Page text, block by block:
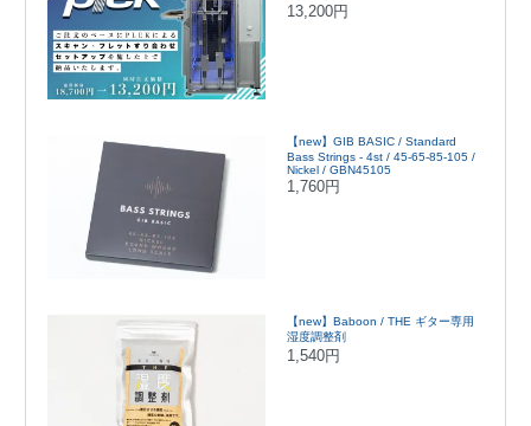
13,200円
【new】GIB BASIC / Standard
Bass Strings - 4st / 45-65-85-105 /
Nickel / GBN45105
1,760円
【new】Baboon / THE ギター専用
湿度調整剤
1,540円